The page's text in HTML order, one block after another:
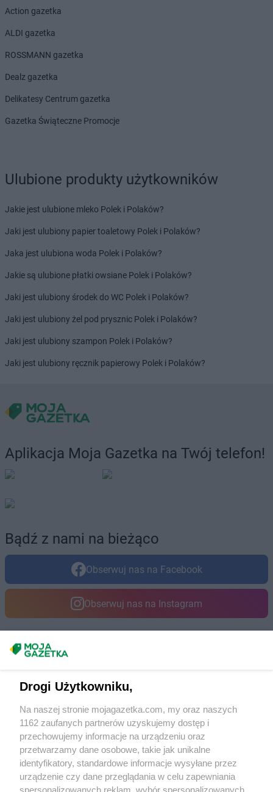
Action gazetka
ALDI gazetka
ROSSMANN gazetka
Dealz gazetka
Delikatesy Centrum gazetka
Gazetka Świąteczne Promocje
Ulubione produkty użytkowników
Jakie jest ulubione mleko Polek i Polaków?
Jaki jest ulubiony papier toaletowy Polek i Polaków?
Jaka jest ulubiona woda Polek i Polaków?
Jakie są ulubione płatki owsiane Polek i Polaków?
Jaki jest ulubiony środek do WC Polek i Polaków?
Jaki jest ulubiony żel pod prysznic Polek i Polaków?
Jaki jest ulubiony szampon Polek i Polaków?
Jaki jest ulubiony ręcznik papierowy Polek i Polaków?
Aplikacja Moja Gazetka na Twój telefon!
Bądź z nami na bieżąco
Obserwuj nas na Facebook
Obserwuj nas na Instagram
Masz sugestie lub pytania?
Współpraca z nami
Zobacz szczegóły
Retail Radar – analiza rynku
Wasze ulubione produkty
Drogi Użytkowniku,
Na naszej stronie mojagazetka.com, my oraz naszych
1162 zaufanych partnerów uzyskujemy dostęp i
przechowujemy informacje na urządzeniu oraz
przetwarzamy dane osobowe, takie jak unikalne
identyfikatory, standardowe informacje wysyłane przez
urządzenie czy dane przeglądania w celu zapewniania
spersonalizowanych reklam, wybór spersonalizowanych